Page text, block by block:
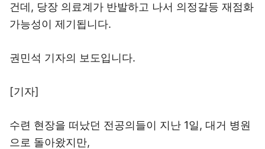
건데, 당장 의료계가 반발하고 나서 의정갈등 재점화
가능성이 제기됩니다.
권민석 기자의 보도입니다.
[기자]
수련 현장을 떠났던 전공의들이 지난 1일, 대거 병원
으로 돌아왔지만,